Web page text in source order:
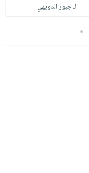
لـ جبور الدويهي
5